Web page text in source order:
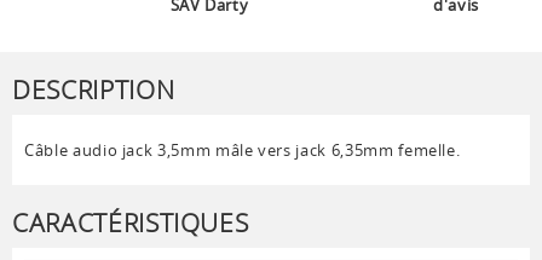
SAV Darty
d'avis
DESCRIPTION
Câble audio jack 3,5mm mâle vers jack 6,35mm femelle.
CARACTÉRISTIQUES